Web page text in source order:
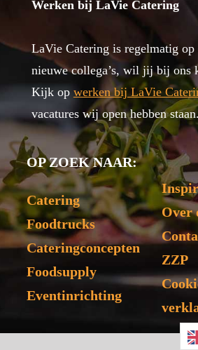
Werken bij LaVie Catering
LaVie Catering is regelmatig op
nieuwe collega’s, wil jij bij ons
Kijk op werken bij LaVie
vacatures wij open hebben staan.
OP ZOEK NAAR:
Catering
Foodtrucks
Cateringconcepten
Foodsupply
Eventinrichting
Over
ZZP